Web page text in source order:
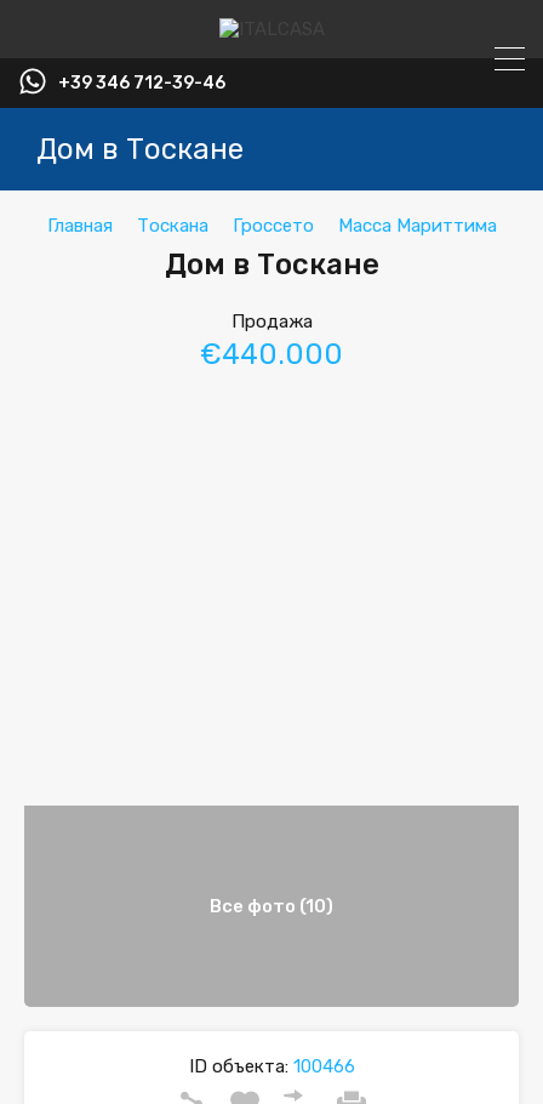
+39 346 712-39-46
Дом в Тоскане
Главная Тоскана Гроссето Масса Мариттима
Дом в Тоскане
Продажа
€440.000
Все фото (10)
ID объекта:100466